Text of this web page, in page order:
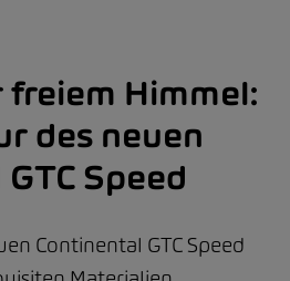
freiem Himmel:
des neuen
Speed
Continental GTC Speed